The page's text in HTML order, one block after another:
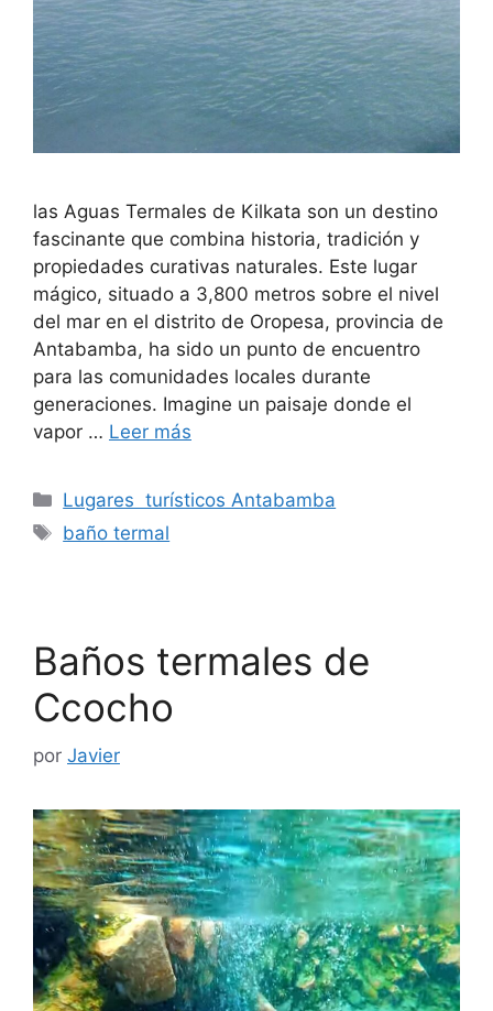
las Aguas Termales de Kilkata son un destino
fascinante que combina historia, tradición y
propiedades curativas naturales. Este lugar
mágico, situado a 3,800 metros sobre el nivel
del mar en el distrito de Oropesa, provincia de
Antabamba, ha sido un punto de encuentro
para las comunidades locales durante
generaciones. Imagine un paisaje donde el
vapor … Leer más
Categorías
Lugares turísticos Antabamba
Etiquetas
baño termal
Baños termales de
Ccocho
por Javier